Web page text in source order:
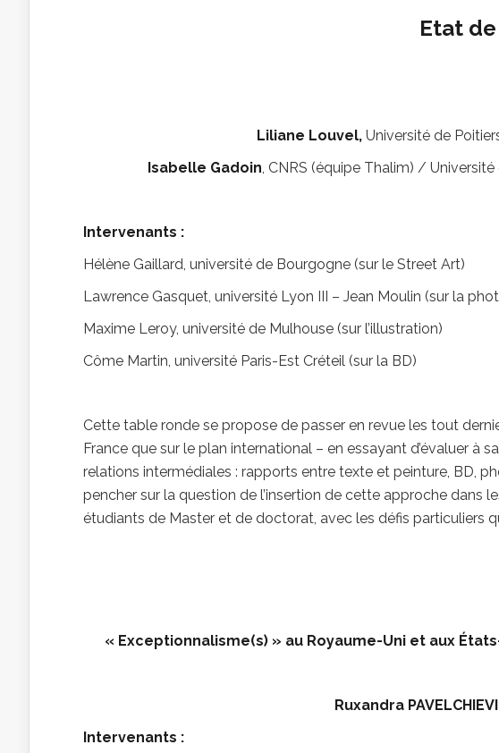
Etat
Liliane Louvel, Université de
Isabelle Gadoin, CNRS (équipe Thalim) /
Intervenants :
Hélène Gaillard, université de Bourgogne (sur le Street Art)
Lawrence Gasquet, université Lyon III – Jean Moulin (sur la
Maxime Leroy, université de Mulhouse (sur l’illustration)
Côme Martin, université Paris-Est Créteil (sur la BD)
Cette table ronde se propose de passer en revue les tout
France que sur le plan international – en essayant d’évaluer à
relations intermédiales : rapports entre texte et peinture, BD,
pencher sur la question de l’insertion de cette approche dans
étudiants de Master et de doctorat, avec les défis particuliers
« Exceptionnalisme(s) » au Royaume-Uni et aux
Ruxandra
Intervenants :